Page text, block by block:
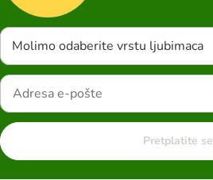
Molimo odaberite vrstu ljubimaca
Pretplatite se